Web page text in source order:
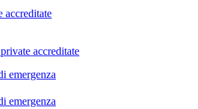
accreditate
accreditate
emergenza
emergenza